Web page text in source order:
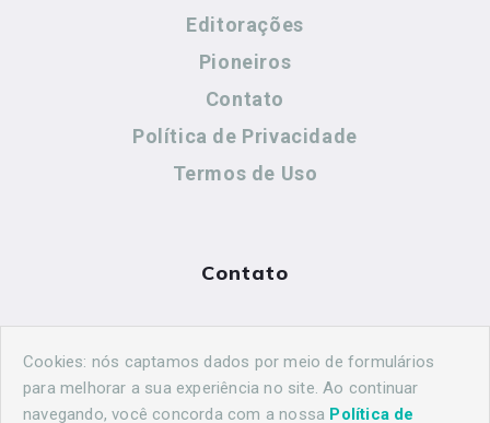
Editorações
Pioneiros
Contato
Política de Privacidade
Termos de Uso
Contato
(44) 99883-8883
maringahistorica@gmail.com
Cookies: nós captamos dados por meio de formulários
para melhorar a sua experiência no site. Ao continuar
navegando, você concorda com a nossa Política de